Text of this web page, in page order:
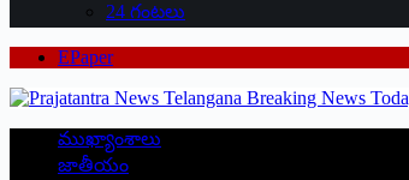
24 గంటలు
EPaper
ముఖ్యాంశాలు
జాతీయం